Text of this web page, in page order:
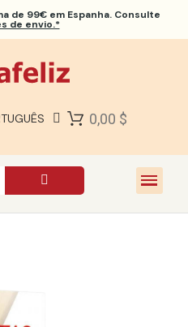
de 99€ em Espanha. Consulte
de envio.*
0,00 $